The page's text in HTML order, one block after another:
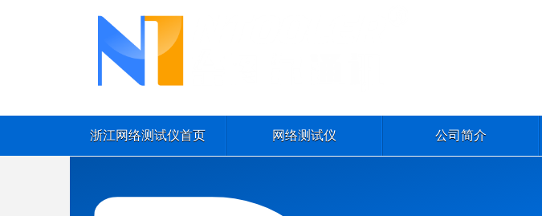
浙江网络测试仪首页 网络测试仪 公司简介